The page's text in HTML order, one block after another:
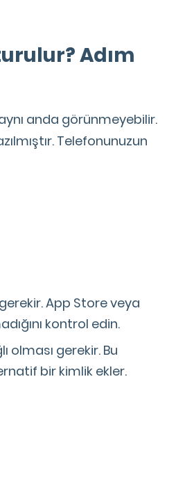
Adım
anda görünmeyebilir.
Telefonunuzun
App Store veya
kontrol edin.
olması gerekir. Bu
bir kimlik ekler.